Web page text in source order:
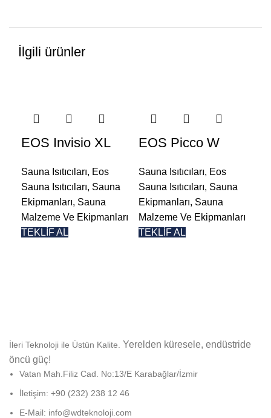
İlgili ürünler
EOS Invisio XL
Sauna Isıtıcıları, Eos
Sauna Isıtıcıları, Sauna
Ekipmanları, Sauna
Malzeme Ve Ekipmanları
TEKLİF AL
EOS Picco W
Sauna Isıtıcıları, Eos
Sauna Isıtıcıları, Sauna
Ekipmanları, Sauna
Malzeme Ve Ekipmanları
TEKLİF AL
İleri Teknoloji ile Üstün Kalite. Yerelden küresele, endüstride
öncü güç!
Vatan Mah.Filiz Cad. No:13/E Karabağlar/İzmir
İletişim: +90 (232) 238 12 46
E-Mail: info@wdteknoloji.com